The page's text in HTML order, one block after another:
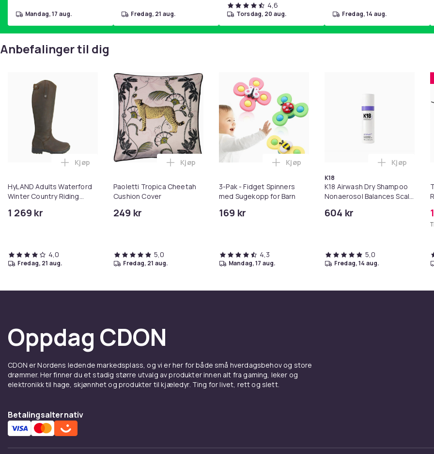
mandag, 17 aug. fredag, 21 aug.
4,6
torsdag, 20 aug. fredag, 14 aug.
Anbefalinger til dig
HyLAND Adults Waterford
Winter Country Riding
1 269 kr
Legg HyLAND Adults Waterford Winter Country Riding Boots i handlekurven
Kjøp
4,0
fredag, 21 aug.
Paoletti Tropica Cheetah
Cushion Cover
249 kr
Legg Paoletti Tropica Cheetah Cushion Cover i handlekurven
Kjøp
5,0
fredag, 21 aug.
3-Pak - Fidget Spinners
med Sugekopp for Barn
169 kr
Legg 3-Pak - Fidget Spinners med
Kjøp
4,3
mandag, 17 aug.
K18
K18 Airwash Dry Shampoo
Nonaerosol Balances Scalp
604 kr
Legg K18
Kjøp
5,0
fredag, 14 aug.
Oppdag CDON
CDON er Nordens ledende markedsplass, og vi er her for både små hverdagsbehov og store
drømmer. Her finner du et stadig større utvalg av produkter innen alt fra gaming, leker og
elektronikk til hage, skjønnhet og produkter til kjæledyr. Ting for livet, rett og slett.
Betalingsalternativ